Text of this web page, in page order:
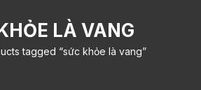
LÀ VANG
tagged “sức khỏe là vang”